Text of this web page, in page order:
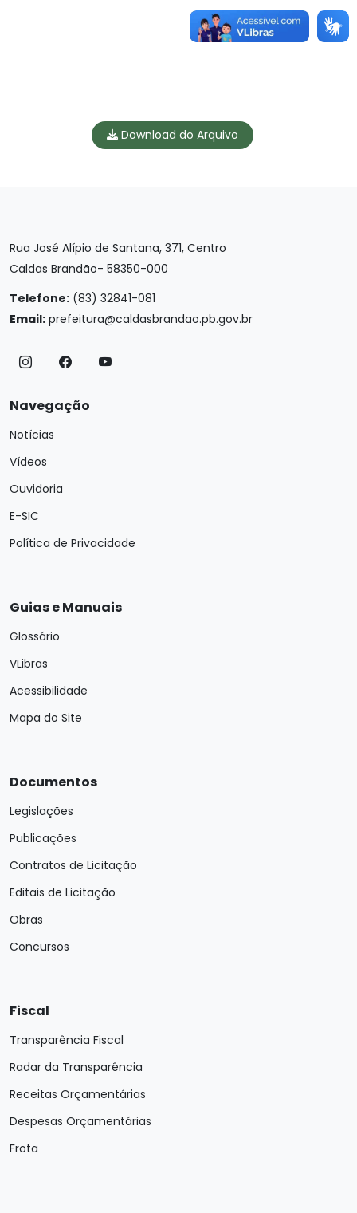
Download do Arquivo
Rua José Alípio de Santana, 371, Centro
Caldas Brandão- 58350-000
Telefone: (83) 32841-081
Email: prefeitura@caldasbrandao.pb.gov.br
Navegação
Notícias
Vídeos
Ouvidoria
E-SIC
Política de Privacidade
Guias e Manuais
Glossário
VLibras
Acessibilidade
Mapa do Site
Documentos
Legislações
Publicações
Contratos de Licitação
Editais de Licitação
Obras
Concursos
Fiscal
Transparência Fiscal
Radar da Transparência
Receitas Orçamentárias
Despesas Orçamentárias
Frota